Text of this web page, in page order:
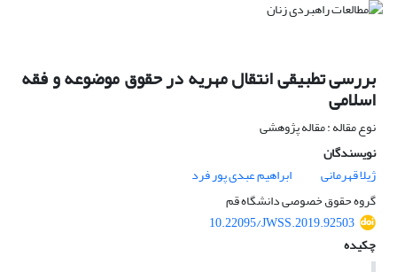
بررسی تطبیقی انتقال مهریه در حقوق موضوعه و فقه
اسلامی
نوع مقاله : مقاله پژوهشی
نویسندگان
ژیلا قهرمانی
ابراهیم عبدی پور فرد
گروه حقوق خصوصی دانشگاه قم
10.22095/JWSS.2019.92503
چکیده